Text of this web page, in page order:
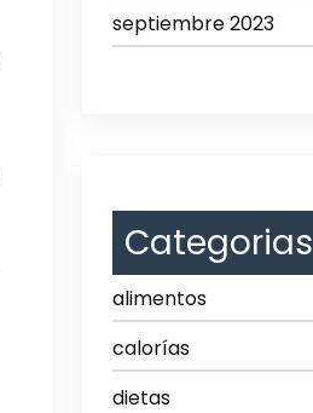
septiembre 2023
Categorias
alimentos
calorías
dietas